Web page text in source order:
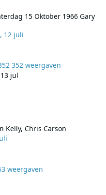
15 Oktober 1966 Gary
, 12 juli
352 weergaven
13 jul
Kelly, Chris Carson
weergaven